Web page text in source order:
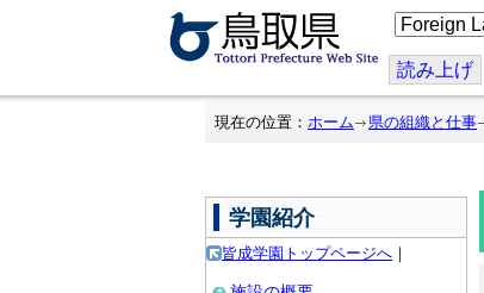
こ
の
ジ
を
翻
読み上げ
現在の位置： ホーム 県の組織と仕事
学園紹介
皆成学園トップページへ ｜